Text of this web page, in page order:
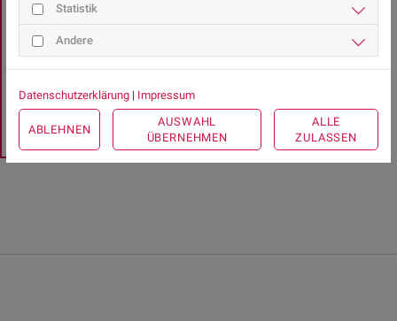
Gesundheits-Expertinnen und -Experten aus Ihrer Region
beraten Sie gerne.
Hier gelangen Sie zur Expertensuche.
Statistik
Andere
Datenschutzerklärung | Impressum
ABLEHNEN
AUSWAHL
ÜBERNEHMEN
ALLE
ZULASSEN